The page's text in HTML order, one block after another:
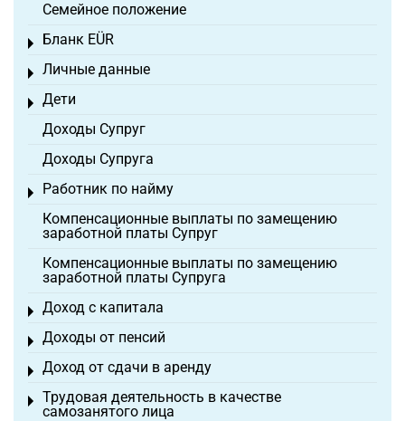
Семейное положение
Бланк EÜR
Toggle menu
Личные данные
Toggle menu
Дети
Toggle menu
Доходы Супруг
Доходы Супруга
Работник по найму
Toggle menu
Компенсационные выплаты по замещению
заработной платы Супруг
Компенсационные выплаты по замещению
заработной платы Супруга
Доход с капитала
Toggle menu
Доходы от пенсий
Toggle menu
Доход от сдачи в аренду
Toggle menu
Трудовая деятельность в качестве
самозанятого лица
Toggle menu